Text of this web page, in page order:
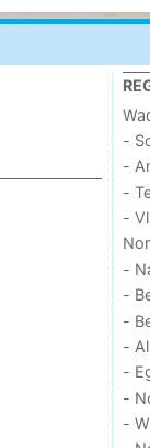
-
-
-
-
-
-
-
-
-
-
-